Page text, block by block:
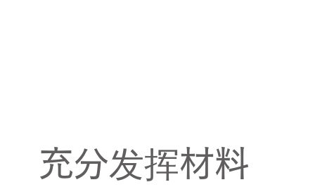
充分发挥材料